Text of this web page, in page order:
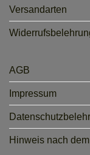
Versandarten
AGB
Impressum
Hinweis nach